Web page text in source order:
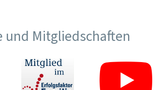
und Mitgliedschaften